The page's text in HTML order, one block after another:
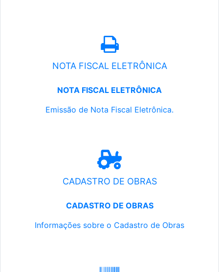
NOTA FISCAL ELETRÔNICA
NOTA FISCAL ELETRÔNICA
Emissão de Nota Fiscal Eletrônica.
CADASTRO DE OBRAS
CADASTRO DE OBRAS
Informações sobre o Cadastro de Obras